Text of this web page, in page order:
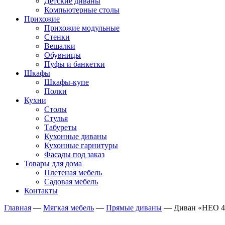
Компьютерные столы
Прихожие
Прихожие модульные
Стенки
Вешалки
Обувницы
Пуфы и банкетки
Шкафы
Шкафы-купе
Полки
Кухни
Столы
Стулья
Табуреты
Кухонные диваны
Кухонные гарнитуры
Фасады под заказ
Товары для дома
Плетеная мебель
Садовая мебель
Контакты
Главная — Мягкая мебель — Прямые диваны — Диван «НЕО